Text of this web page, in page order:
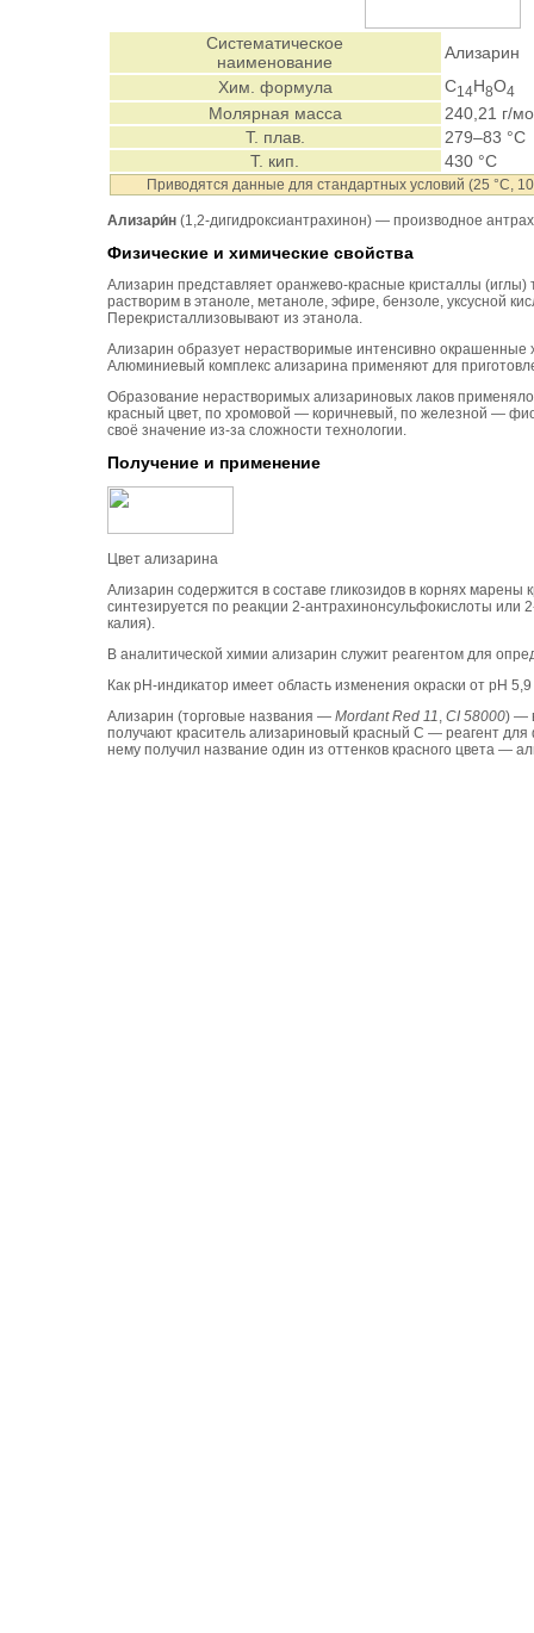
Систематическое
наименование
Ализарин
Хим. формула
C14H8O4
Молярная масса
240,21 г/
Т. плав.
279–83 °C
Т. кип.
430 °C
Приводятся данные для стандартных условий (25 °C,
Ализари́н (1,2-дигидроксиантрахинон) — производное
Физические и химические свойства
Ализарин представляет оранжево-красные кристаллы (иглы)
растворим в этаноле, метаноле, эфире, бензоле, уксусной
Перекристаллизовывают из этанола.
Ализарин образует нерастворимые интенсивно
Алюминиевый комплекс ализарина применяют для
Образование нерастворимых ализариновых лаков
красный цвет, по хромовой — коричневый, по железной —
своё значение из-за сложности технологии.
Получение и применение
Цвет ализарина
Ализарин содержится в составе гликозидов в корнях марены
синтезируется по реакции 2-антрахинонсульфокислоты или
калия).
В аналитической химии ализарин служит реагентом для
Как pH-индикатор имеет область изменения окраски от pH
Ализарин (торговые названия — Mordant Red 11, CI 58000) —
получают краситель ализариновый красный С — реагент
нему получил название один из оттенков красного цвета —